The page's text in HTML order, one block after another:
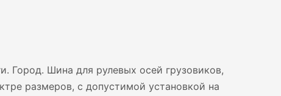
Город. Шина для рулевых осей грузовиков,
размеров, с допустимой установкой на